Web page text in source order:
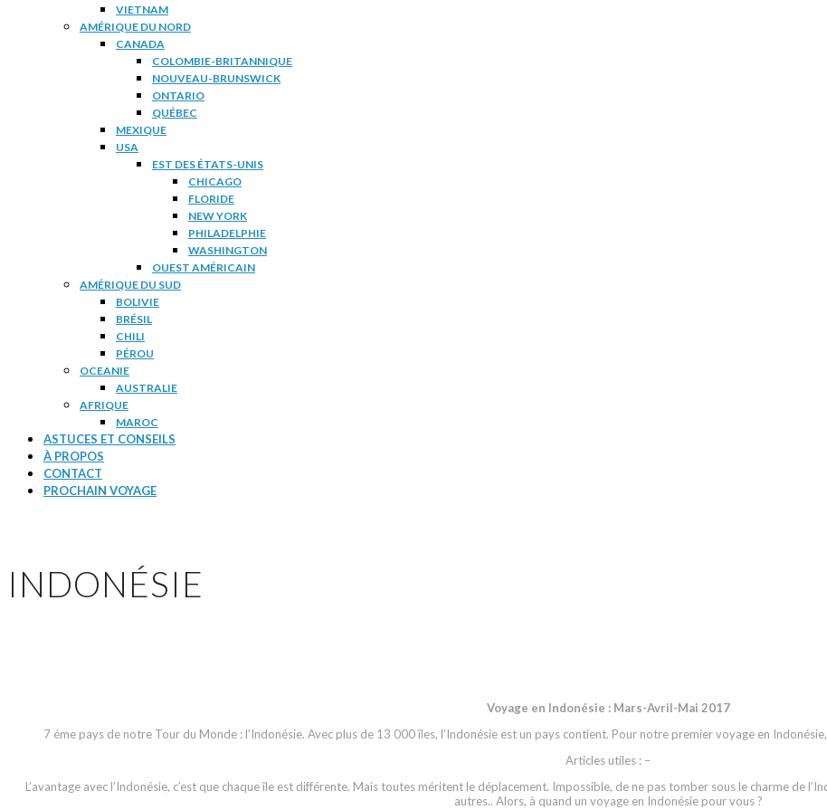
VIETNAM
AMÉRIQUE DU NORD
CANADA
COLOMBIE-BRITANNIQUE
NOUVEAU-BRUNSWICK
ONTARIO
QUÉBEC
MEXIQUE
USA
EST DES ÉTATS-UNIS
CHICAGO
FLORIDE
NEW YORK
PHILADELPHIE
WASHINGTON
OUEST AMÉRICAIN
AMÉRIQUE DU SUD
BOLIVIE
BRÉSIL
CHILI
PÉROU
OCEANIE
AUSTRALIE
AFRIQUE
MAROC
ASTUCES ET CONSEILS
À PROPOS
CONTACT
PROCHAIN VOYAGE
INDONÉSIE
Voyage en Indonésie : Mars-Avril-Mai 2017
7 éme pays de notre Tour du Monde : l’Indonésie. Avec plus de 13 000 îles, l’Indonésie est un pays contient. Pour notre premier voyage en
Articles utiles : –
L’avantage avec l’Indonésie, c’est que chaque île est différente. Mais toutes méritent le déplacement. Impossible, de ne pas tomber sous le charme de
autres.. Alors, à quand un voyage en Indonésie pour vous ?